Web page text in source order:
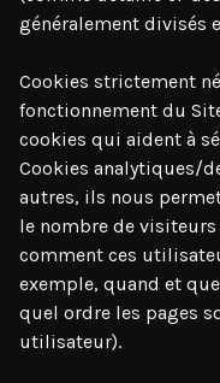
généralement divisés
Cookies strictement
fonctionnement du
cookies qui aident à
Cookies analytiques/
autres, ils nous
le nombre de
comment ces
exemple, quand et
quel ordre les pages
utilisateur).